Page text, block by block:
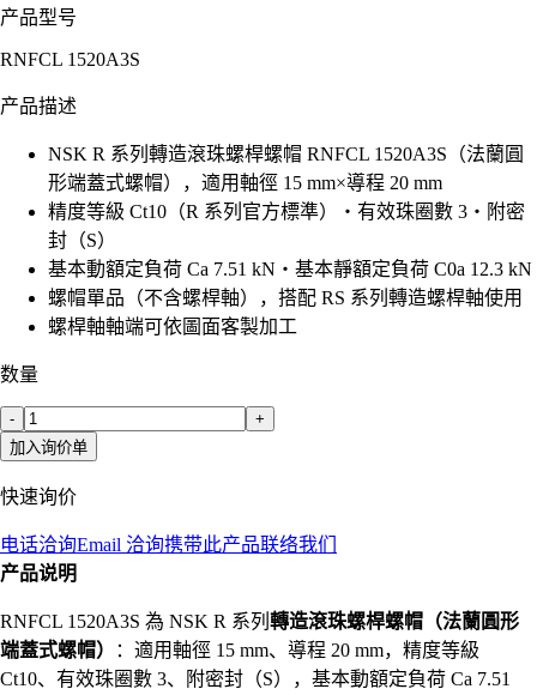
产品型号
RNFCL 1520A3S
产品描述
NSK R 系列轉造滾珠螺桿螺帽 RNFCL 1520A3S（法蘭圓
形端蓋式螺帽），適用軸徑 15 mm×導程 20 mm
精度等級 Ct10（R 系列官方標準）・有效珠圈數 3・附密
封（S）
基本動額定負荷 Ca 7.51 kN・基本靜額定負荷 C0a 12.3 kN
螺帽單品（不含螺桿軸），搭配 RS 系列轉造螺桿軸使用
螺桿軸軸端可依圖面客製加工
数量
-
+
加入询价单
快速询价
电话洽询Email 洽询携带此产品联络我们
产品说明
RNFCL 1520A3S 為 NSK R 系列 轉造滾珠螺桿螺帽（法蘭圓形
端蓋式螺帽）
：適用軸徑 15 mm、導程 20 mm，精度等級
Ct10、有效珠圈數 3、附密封（S），基本動額定負荷 Ca 7.51